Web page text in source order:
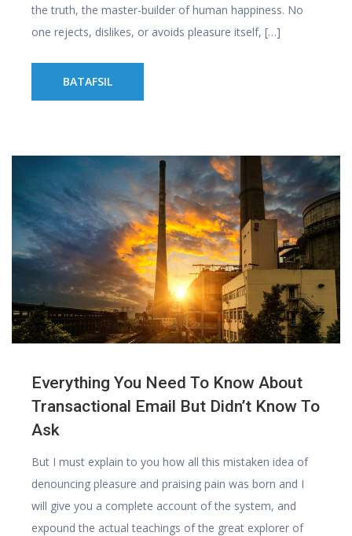
the truth, the master-builder of human happiness. No
one rejects, dislikes, or avoids pleasure itself, […]
BATAFSIL
Everything You Need To Know About
Transactional Email But Didn’t Know To
Ask
But I must explain to you how all this mistaken idea of
denouncing pleasure and praising pain was born and I
will give you a complete account of the system, and
expound the actual teachings of the great explorer of